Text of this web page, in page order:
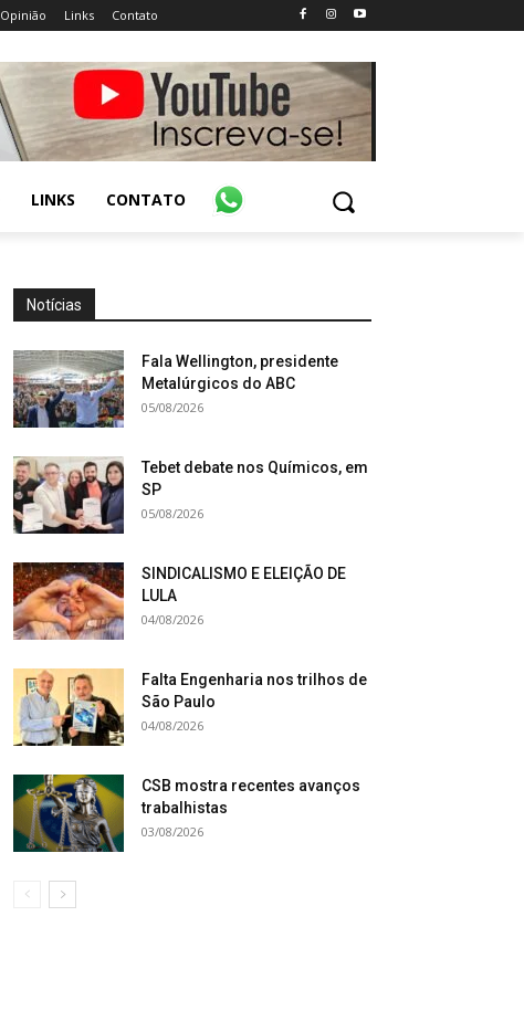
Opinião Links Contato
LINKS CONTATO
Notícias
Fala Wellington, presidente
Metalúrgicos do ABC
05/08/2026
Tebet debate nos Químicos, em
SP
05/08/2026
SINDICALISMO E ELEIÇÃO DE
LULA
04/08/2026
Falta Engenharia nos trilhos de
São Paulo
04/08/2026
CSB mostra recentes avanços
trabalhistas
03/08/2026